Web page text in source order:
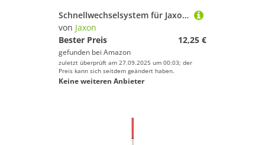
Schnellwechselsystem für Jaxon Posen KRU01
von Jaxon
Bester Preis
12,25 €
gefunden bei Amazon
zuletzt überprüft am 27.09.2025 um 00:03; der
Preis kann sich seitdem geändert haben.
Keine weiteren Anbieter